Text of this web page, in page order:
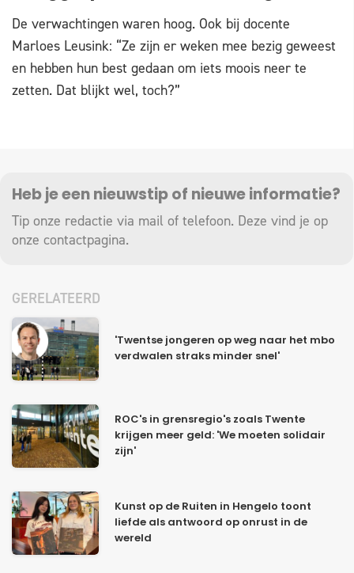
De verwachtingen waren hoog. Ook bij docente
Marloes Leusink: “Ze zijn er weken mee bezig geweest
en hebben hun best gedaan om iets moois neer te
zetten. Dat blijkt wel, toch?”
Heb je een nieuwstip of nieuwe informatie?
Tip onze redactie via mail of telefoon. Deze vind je op
onze contactpagina.
GERELATEERD
'Twentse jongeren op weg naar het mbo
verdwalen straks minder snel'
ROC's in grensregio's zoals Twente
krijgen meer geld: 'We moeten solidair
zijn'
Kunst op de Ruiten in Hengelo toont
liefde als antwoord op onrust in de
wereld